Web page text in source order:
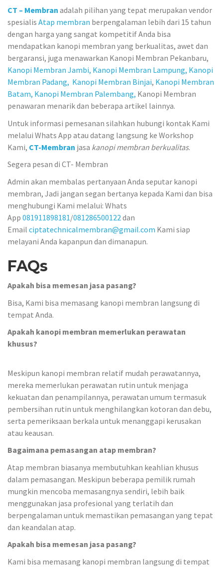
CT – Membran adalah pilihan yang tepat merupakan vendor
spesialis Atap membran berpengalaman lebih dari 15 tahun
dengan harga yang sangat kompetitif Anda bisa
mendapatkan kanopi membran yang berkualitas, awet dan
bergaransi, juga menawarkan Kanopi Membran Pekanbaru,
Kanopi Membran Jambi, Kanopi Membran Lampung, Kanopi
Membran Padang, Kanopi Membran Binjai, Kanopi Membran
Batam, Kanopi Membran Palembang, Kanopi Membran
penawaran menarik dan beberapa artikel lainnya.
Untuk informasi pemesanan silahkan hubungi kontak Kami
melalui Whats App atau datang langsung ke Workshop
Kami, CT-Membran jasa kanopi membran berkualitas.
Segera pesan di CT- Membran
Admin akan membalas pertanyaan Anda seputar kanopi
membran, Jadi jangan segan bertanya kepada Kami dan bisa
menghubungi Kami melalui: Whats
App 081911898181/081286500122 dan
Email ciptatechnicalmembran@gmail.com Kami siap
melayani Anda kapanpun dan dimanapun.
FAQs
Apakah bisa memesan jasa pasang?
Bisa, Kami bisa memasang kanopi membran langsung di
tempat Anda.
Apakah kanopi membran memerlukan perawatan
khusus?
Meskipun kanopi membran relatif mudah perawatannya,
mereka memerlukan perawatan rutin untuk menjaga
kekuatan dan penampilannya, perawatan umum termasuk
pembersihan rutin untuk menghilangkan kotoran dan debu,
serta pemeriksaan berkala untuk menanggapi kerusakan
atau keausan.
Bagaimana pemasangan atap membran?
Atap membran biasanya membutuhkan keahlian khusus
dalam pemasangan. Meskipun beberapa pemilik rumah
mungkin mencoba memasangnya sendiri, lebih baik
menggunakan jasa profesional yang terlatih dan
berpengalaman untuk memastikan pemasangan yang tepat
dan keandalan atap.
Apakah bisa memesan jasa pasang?
Kami bisa memasang kanopi membran langsung di tempat